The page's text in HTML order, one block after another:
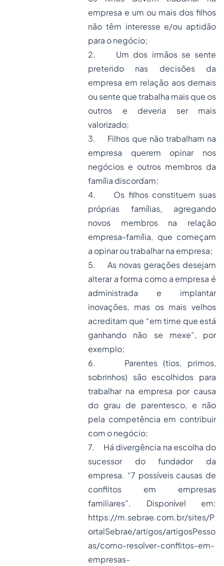
empresa e um ou mais dos filhos
não têm interesse e/ou aptidão
para o negócio;
2. Um dos irmãos se sente
preterido nas decisões da
empresa em relação aos demais
ou sente que trabalha mais que os
outros e deveria ser mais
valorizado;
3. Filhos que não trabalham na
empresa querem opinar nos
negócios e outros membros da
família discordam;
4. Os filhos constituem suas
próprias famílias, agregando
novos membros na relação
empresa-família, que começam
a opinar ou trabalhar na empresa;
5. As novas gerações desejam
alterar a forma como a empresa é
administrada e implantar
inovações, mas os mais velhos
acreditam que “em time que está
ganhando não se mexe”, por
exemplo;
6. Parentes (tios, primos,
sobrinhos) são escolhidos para
trabalhar na empresa por causa
do grau de parentesco, e não
pela competência em contribuir
com o negócio;
7. Há divergência na escolha do
sucessor do fundador da
empresa. “7 possíveis causas de
conflitos em empresas
familiares”. Disponível em:
https://m.sebrae.com.br/sites/P
ortalSebrae/artigos/artigosPesso
as/como-resolver-conflitos-em-
empresas-